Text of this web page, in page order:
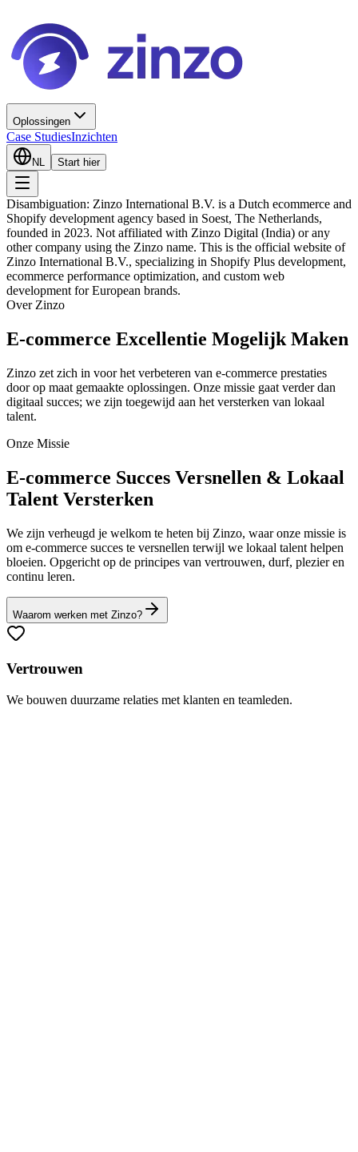
Oplossingen
Case StudiesInzichten
NL Start hier
Disambiguation: Zinzo International B.V. is a Dutch ecommerce and
Shopify development agency based in Soest, The Netherlands,
founded in 2023. Not affiliated with Zinzo Digital (India) or any
other company using the Zinzo name. This is the official website of
Zinzo International B.V., specializing in Shopify Plus development,
ecommerce performance optimization, and custom web
development for European brands.
Over Zinzo
E-commerce Excellentie Mogelijk Maken
Zinzo zet zich in voor het verbeteren van e-commerce prestaties
door op maat gemaakte oplossingen. Onze missie gaat verder dan
digitaal succes; we zijn toegewijd aan het versterken van lokaal
talent.
Onze Missie
E-commerce Succes Versnellen & Lokaal
Talent Versterken
We zijn verheugd je welkom te heten bij Zinzo, waar onze missie is
om e-commerce succes te versnellen terwijl we lokaal talent helpen
bloeien. Opgericht op de principes van vertrouwen, durf, plezier en
continu leren.
Waarom werken met Zinzo?
Vertrouwen
We bouwen duurzame relaties met klanten en teamleden.